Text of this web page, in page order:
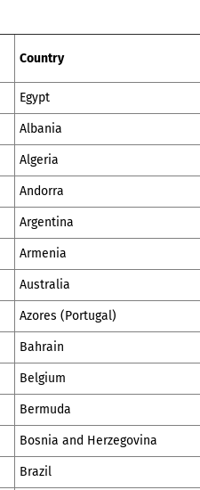
Country
Egypt
Albania
Algeria
Andorra
Argentina
Armenia
Australia
Azores (Portugal)
Bahrain
Belgium
Bermuda
Bosnia and Herzegovina
Brazil